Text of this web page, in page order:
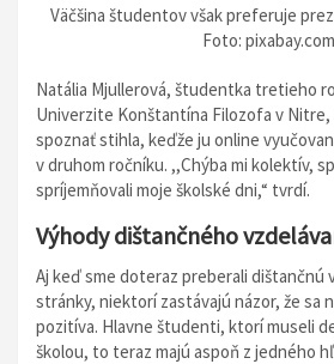
Väčšina študentov však preferuje
Foto: pixabay.com
Natália Mjullerová, študentka tretieho
Univerzite Konštantína Filozofa v Nitre,
spoznať stihla, keďže ju online
v druhom ročníku. ,,Chýba mi kolektív,
spríjemňovali moje školské dni,“ tvrdí.
Výhody dištančného
Aj keď sme doteraz preberali dištančnú
stránky, niektorí zastávajú názor, že sa
pozitíva. Hlavne študenti, ktorí museli
školou, to teraz majú aspoň z jedného